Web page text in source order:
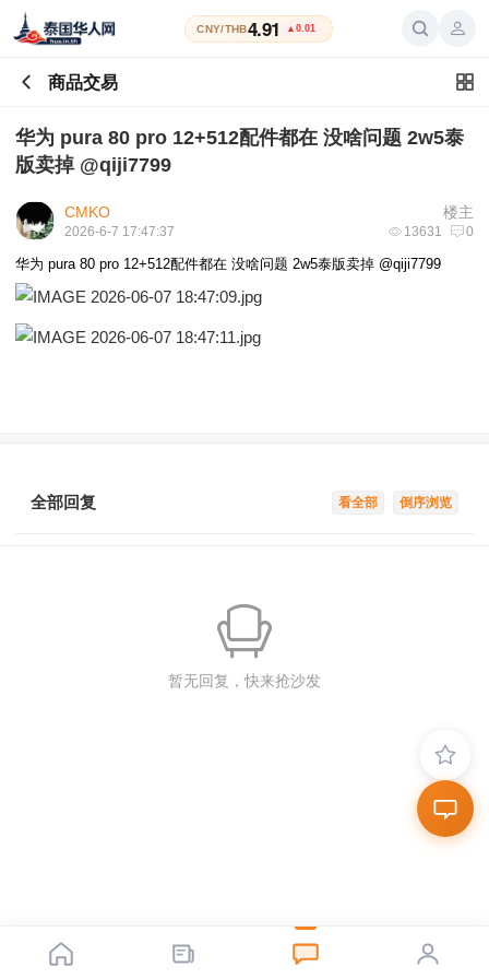
CNY/THB4.91 ▲0.01
商品交易
华为 pura 80 pro 12+512配件都在 没啥问题 2w5泰
版卖掉 @qiji7799
楼主
CMKO
13631 0
2026-6-7 17:47:37
华为 pura 80 pro 12+512配件都在 没啥问题 2w5泰版卖掉 @qiji7799
倒序浏览
看全部
全部回复
暂无回复，快来抢沙发